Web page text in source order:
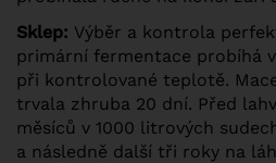
Sklep: Výběr a kontrola
primární fermentace probíhá
při kontrolované teplotě.
trvala zhruba 20 dní. Před
měsíců v 1000 litrových
a následně další tři roky na